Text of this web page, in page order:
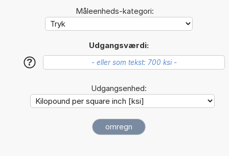
Måleenheds-kategori:
Udgangsværdi:
?
Udgangsenhed: